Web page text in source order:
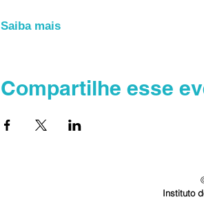
Saiba mais
Compartilhe esse
Instituto